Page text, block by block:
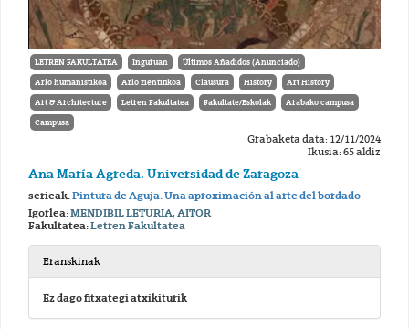
LETREN FAKULTATEA Inguruan Últimos Añadidos (Anunciado)
Arlo humanistikoa Arlo zientifikoa Clausura History Art History
Art & Architecture Letren Fakultatea Fakultate/Eskolak Arabako campusa
Campusa
Grabaketa data: 12/11/2024
Ikusia: 65 aldiz
Ana María Agreda. Universidad de Zaragoza
serieak:Pintura de Aguja: Una aproximación al arte del bordado
Igorlea:MENDIBIL LETURIA, AITOR
Fakultatea:Letren Fakultatea
Eranskinak
Ez dago fitxategi atxikiturik